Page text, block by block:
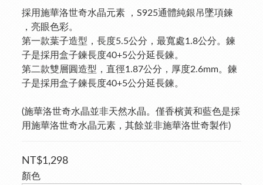
採用施華洛世奇水晶元素 ，S925通體純銀吊墜項鍊
，亮眼色彩。
第一款葉子造型，長度5.5公分，最寬處1.8公分。鍊
子是採用盒子鍊長度40+5公分延長鍊。
第二款雙層圓造型，直徑1.87公分，厚度2.6mm。鍊
子是採用盒子鍊長度40+5公分延長鍊。
(施華洛世奇水晶並非天然水晶。僅香檳黃和藍色是採
用施華洛世奇水晶元素，其餘並非施華洛世奇製作)
NT$1,298
顏色